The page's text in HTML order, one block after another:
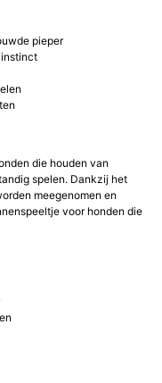
pieper
die houden van
spelen. Dankzij het
meegenomen en
voor honden die